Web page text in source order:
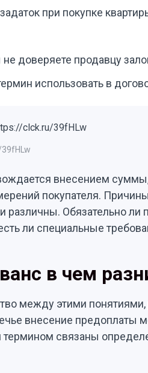
при покупке
доверяете продавцу
использовать в
внесением
покупателя.
Обязательно ли
ли специальные
в чем
между этими понятиями,
внесение предоплаты
связаны